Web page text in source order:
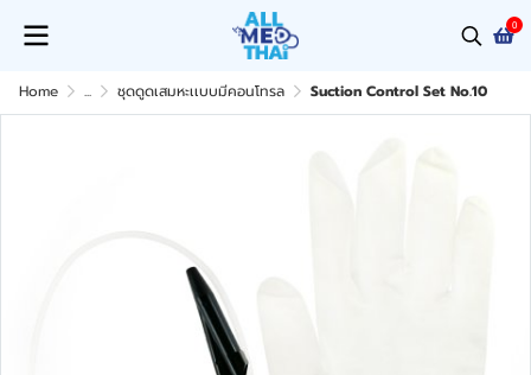
0
Home ... ชุดดูดเสมหะเเบบมีคอนโทรล Suction Control Set No.10